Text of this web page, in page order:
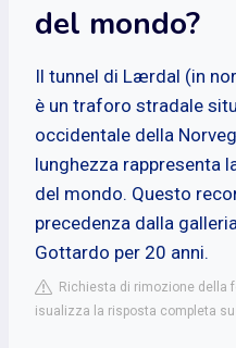
del mondo?
Il tunnel di Lærdal (in
è un traforo stradale
occidentale della
lunghezza rappresenta
del mondo. Questo
precedenza dalla
Gottardo per 20 anni.
Richiesta di rimozione della
isualizza la risposta completa